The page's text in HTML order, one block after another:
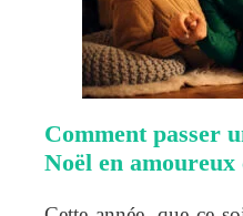
Comment passer
Noël en amoureux